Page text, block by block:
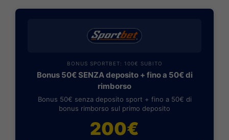
BONUS SPORTBET: 100€ SUBITO
Bonus 50€ SENZA deposito + fino a 50€ di
rimborso
Bonus 50€ senza deposito sport + fino a 50€ di
bonus rimborso sul primo deposito
200€